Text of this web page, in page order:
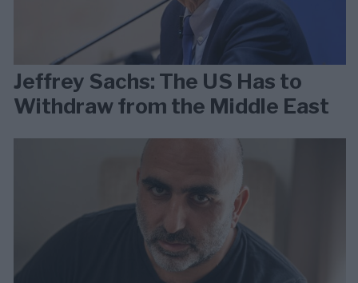
Jeffrey Sachs: The US Has to
Withdraw from the Middle East